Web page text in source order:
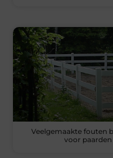
Veelgemaakte fouten
voor